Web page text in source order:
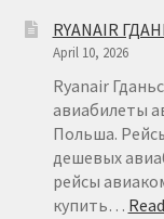
RYANAIR
April 10, 2026
Ryanair
авиабилеты
Польша.
дешевых
рейсы
купить…